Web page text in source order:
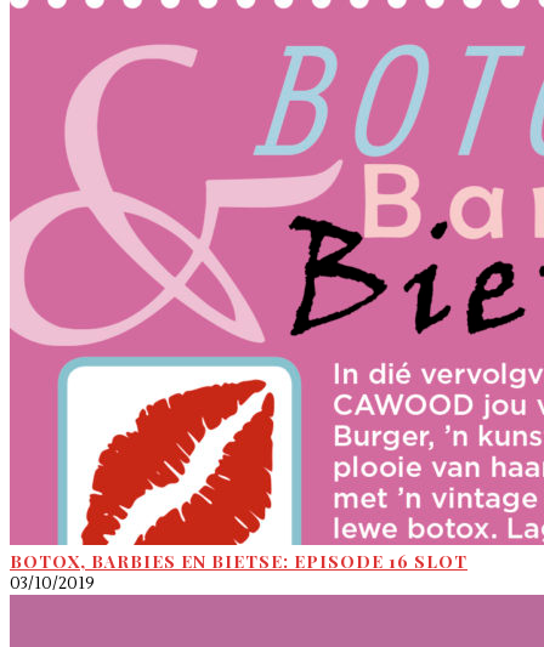
BOTOX, BARBIES EN BIETSE: EPISODE 16 SLOT
03/10/2019